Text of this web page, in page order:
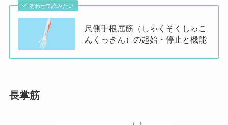
あわせて読みたい
尺側手根屈筋（しゃくそくしゅこ
んくっきん）の起始・停止と機能
長掌筋